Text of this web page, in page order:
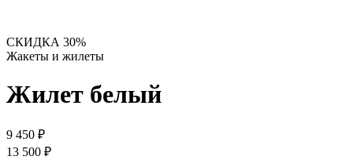
СКИДКА 30%
Жакеты и жилеты
Жилет белый
9 450 ₽
13 500 ₽